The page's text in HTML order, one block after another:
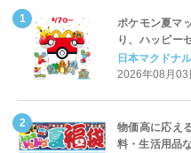
ポケモン夏マ
り、ハッピー
定登場
日本マクドナ
2026年08月03
物価高に応え
料・生活用品